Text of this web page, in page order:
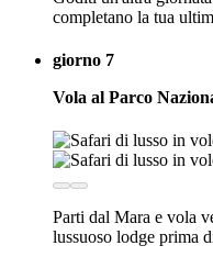
completano la tua
giorno 7
Vola al Parco
Parti dal Mara e vola
lussuoso lodge prima